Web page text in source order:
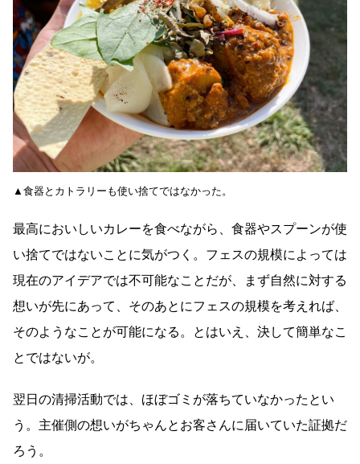
▲食器とカトラリーも使い捨てではなかった。
最高においしいカレーを食べながら、食器やスプーンが使
い捨てではないことに気がつく。フェスの規模によっては
現在のアイデアでは不可能なことだが、まず自然に対する
想いが先にあって、そのあとにフェスの規模を考えれば、
そのようなことが可能になる。とはいえ、決して簡単なこ
とではないが。
翌日の清掃活動では、ほぼゴミが落ちていなかったとい
う。主催側の想いがちゃんとお客さんに届いていた証拠だ
ろう。